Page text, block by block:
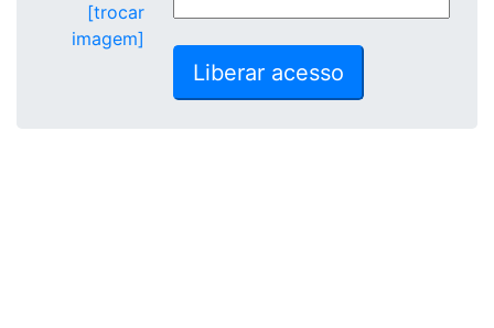
[trocar
imagem]